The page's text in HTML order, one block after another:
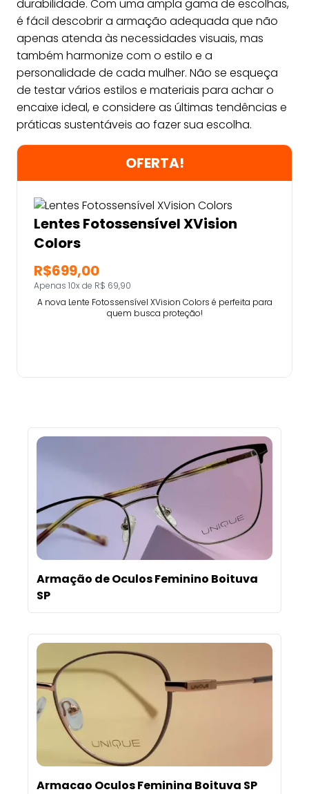
durabilidade. Com uma ampla gama de escolhas,
é fácil descobrir a armação adequada que não
apenas atenda às necessidades visuais, mas
também harmonize com o estilo e a
personalidade de cada mulher. Não se esqueça
de testar vários estilos e materiais para achar o
encaixe ideal, e considere as últimas tendências e
práticas sustentáveis ao fazer sua escolha.
OFERTA!
Lentes Fotossensível XVision
Colors
R$699,00
Apenas 10x de R$ 69,90
A nova Lente Fotossensível XVision Colors é perfeita para
quem busca proteção!
Armação de Oculos Feminino Boituva
SP
Armacao Oculos Feminina Boituva SP